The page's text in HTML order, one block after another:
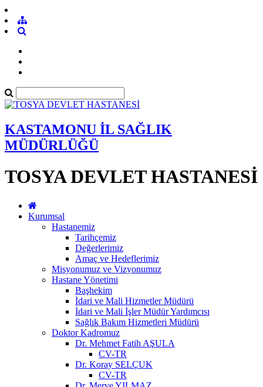
KASTAMONU İL SAĞLIK
MÜDÜRLÜĞÜ
TOSYA DEVLET HASTANESİ
Kurumsal
Hastanemiz
Tarihçemiz
Değerlerimiz
Amaç ve Hedeflerimiz
Misyonumuz ve Vizyonumuz
Hastane Yönetimi
Başhekim
İdari ve Mali Hizmetler Müdürü
İdari ve Mali İşler Müdür Yardımcısı
Sağlık Bakım Hizmetleri Müdürü
Doktor Kadromuz
Dr. Mehmet Fatih AŞULA
CV-TR
Dr. Koray SELÇUK
CV-TR